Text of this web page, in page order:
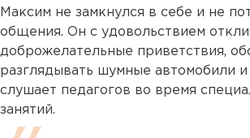
Максим не замкнулся в себе и не
общения. Он с удовольствием
доброжелательные приветствия,
разглядывать шумные автомобили и
слушает педагогов во время
занятий.